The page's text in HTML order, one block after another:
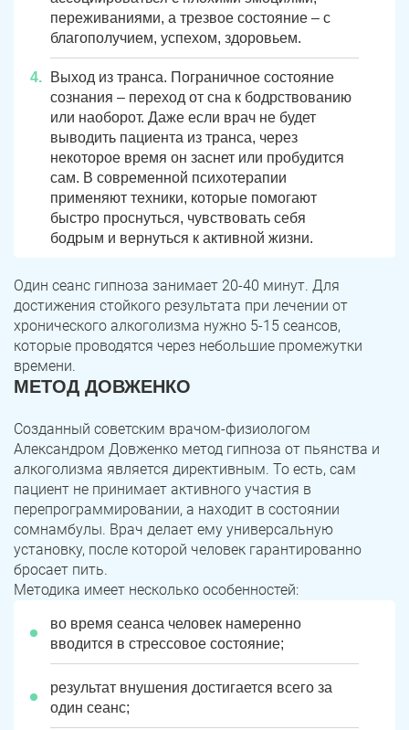
переживаниями, а трезвое состояние – с
благополучием, успехом, здоровьем.
Выход из транса. Пограничное состояние
сознания – переход от сна к бодрствованию
или наоборот. Даже если врач не будет
выводить пациента из транса, через
некоторое время он заснет или пробудится
сам. В современной психотерапии
применяют техники, которые помогают
быстро проснуться, чувствовать себя
бодрым и вернуться к активной жизни.
Один сеанс гипноза занимает 20-40 минут. Для
достижения стойкого результата при лечении от
хронического алкоголизма нужно 5-15 сеансов,
которые проводятся через небольшие промежутки
времени.
МЕТОД ДОВЖЕНКО
Созданный советским врачом-физиологом
Александром Довженко метод гипноза от пьянства и
алкоголизма является директивным. То есть, сам
пациент не принимает активного участия в
перепрограммировании, а находит в состоянии
сомнамбулы. Врач делает ему универсальную
установку, после которой человек гарантированно
бросает пить.
Методика имеет несколько особенностей:
во время сеанса человек намеренно
вводится в стрессовое состояние;
результат внушения достигается всего за
один сеанс;
Записаться
Я ознакомлен и принимаюусловия работы сайта
Задать вопрос
Я ознакомлен и принимаюусловия работы сайта
Записаться
Я ознакомлен и принимаюусловия работы сайта
Юрюзань Верхнеуральск
Локомотивный Миньяр
Зауральский Межозерный
Катав-Ивановск Куса
Пласт Бакал
Усть-Катав Верхний Уфалей
Еманжелинск Карталы
Аша Трехгорный
Коркино Кыштым
Троицк Озерск
Копейск Миасс
Златоуст Магнитогорск
Записаться
Я ознакомлен и принимаюусловия работы сайта